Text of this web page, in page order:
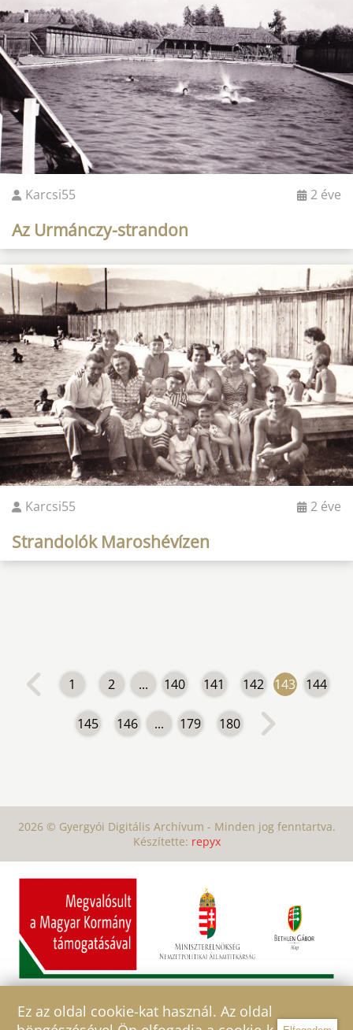
Karcsi55 2 éve
Az Urmánczy-strandon
Karcsi55 2 éve
Strandolók Maroshévízen
1 2 ... 140 141 142 143 144
145 146 ... 179 180
2026 © Gyergyói Digitális Archívum - Minden jog fenntartva.
Készítette: repyx
Ez az oldal cookie-kat használ. Az oldal